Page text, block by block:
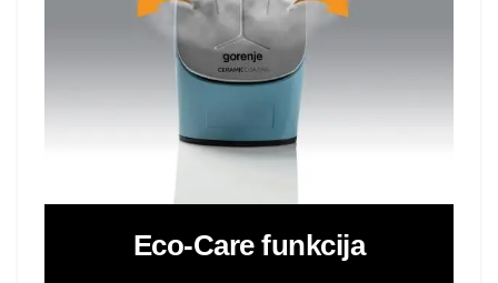
Eco-Care funkcija